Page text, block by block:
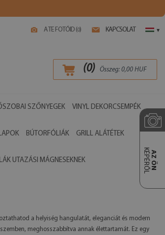
A TE FOTÓID (0) KAPCSOLAT ▾
(0) Összeg: 0,00 HUF
SZŐNYEGEK VINYL DEKORCSEMPÉK
BÚTORFÓLIÁK GRILL ALÁTÉTEK
UTAZÁSI MÁGNESEKNEK AZ ÖN
KÉPÉRŐL
a helyiség hangulatát, eleganciát és modern
meghosszabbítva annak élettartamát. Ez egy